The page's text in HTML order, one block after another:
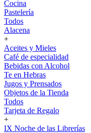
Cocina
Pastelería
Todos
Alacena
+
Aceites y Mieles
Café de especialidad
Bebidas con Alcohol
Te en Hebras
Jugos y Prensados
Objetos de la Tienda
Todos
Tarjeta de Regalo
+
IX Noche de las Librerías